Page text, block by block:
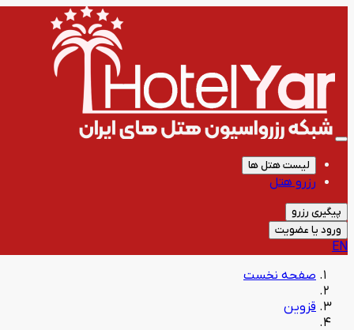
لیست هتل ها
رزرو هتل
پیگیری رزرو
ورود یا عضویت
EN
صفحه نخست
قزوین